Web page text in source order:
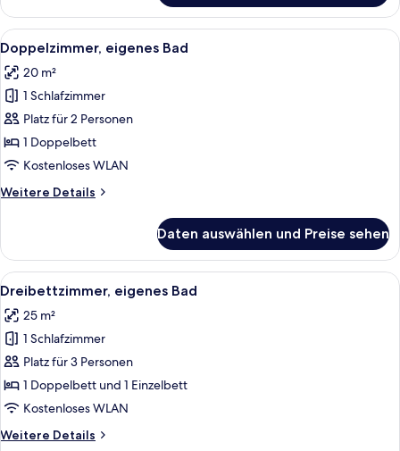
eigenes
Bad
Alle
Fotos
für
Doppelzimmer,
eigenes
Bad
anzeigen
Ein ordentlich bezogenes Bett mit
11
Doppelzimmer, eigenes Bad
20 m²
1 Schlafzimmer
Platz für 2 Personen
1 Doppelbett
Kostenloses WLAN
Weitere Details
Weitere
eigenes
Bad
Daten auswählen und Preise sehen
Alle
Fotos
für
Dreibettzimmer,
eigenes
Bad
anzeigen
Ein Hotelzimmer mit einem
12
Dreibettzimmer, eigenes Bad
25 m²
1 Schlafzimmer
Platz für 3 Personen
1 Doppelbett und 1 Einzelbett
Kostenloses WLAN
Weitere Details
Weitere